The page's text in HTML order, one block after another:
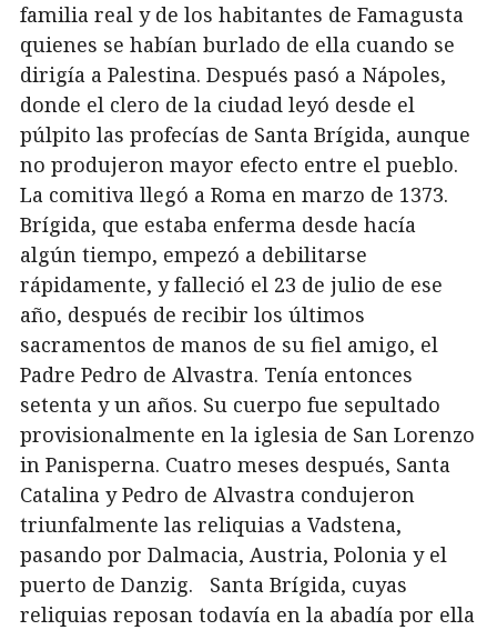
familia real y de los habitantes de Famagusta
quienes se habían burlado de ella cuando se
dirigía a Palestina. Después pasó a Nápoles,
donde el clero de la ciudad leyó desde el
púlpito las profecías de Santa Brígida, aunque
no produjeron mayor efecto entre el pueblo.
La comitiva llegó a Roma en marzo de 1373.
Brígida, que estaba enferma desde hacía
algún tiempo, empezó a debilitarse
rápidamente, y falleció el 23 de julio de ese
año, después de recibir los últimos
sacramentos de manos de su fiel amigo, el
Padre Pedro de Alvastra. Tenía entonces
setenta y un años. Su cuerpo fue sepultado
provisionalmente en la iglesia de San Lorenzo
in Panisperna. Cuatro meses después, Santa
Catalina y Pedro de Alvastra condujeron
triunfalmente las reliquias a Vadstena,
pasando por Dalmacia, Austria, Polonia y el
puerto de Danzig. Santa Brígida, cuyas
reliquias reposan todavía en la abadía por ella